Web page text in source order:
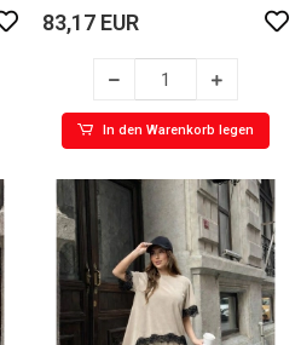
83,17 EUR
In den Warenkorb legen